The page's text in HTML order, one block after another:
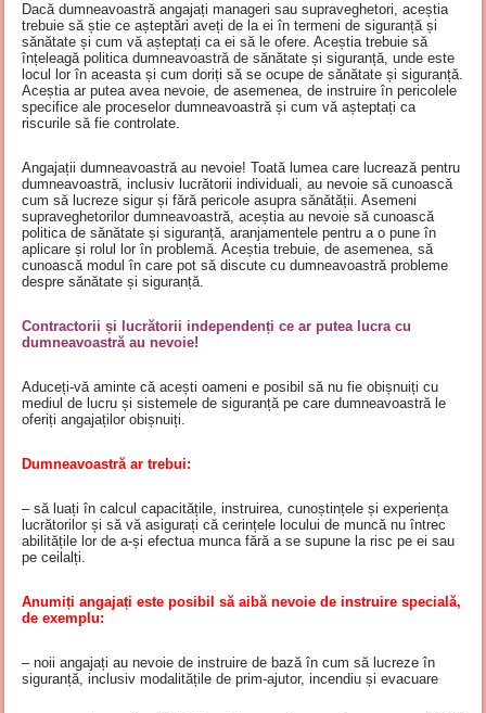
Dacă dumneavoastră angajați manageri sau supraveghetori, aceștia
trebuie să știe ce așteptări aveți de la ei în termeni de siguranță și
sănătate și cum vă așteptați ca ei să le ofere. Aceștia trebuie să
înțeleagă politica dumneavoastră de sănătate și siguranță, unde este
locul lor în aceasta și cum doriți să se ocupe de sănătate și siguranță.
Aceștia ar putea avea nevoie, de asemenea, de instruire în pericolele
specifice ale proceselor dumneavoastră și cum vă așteptați ca
riscurile să fie controlate.
Angajații dumneavoastră au nevoie! Toată lumea care lucrează pentru
dumneavoastră, inclusiv lucrătorii individuali, au nevoie să cunoască
cum să lucreze sigur și fără pericole asupra sănătății. Asemeni
supraveghetorilor dumneavoastră, aceștia au nevoie să cunoască
politica de sănătate și siguranță, aranjamentele pentru a o pune în
aplicare și rolul lor în problemă. Aceștia trebuie, de asemenea, să
cunoască modul în care pot să discute cu dumneavoastră probleme
despre sănătate și siguranță.
Contractorii și lucrătorii independenți ce ar putea lucra cu
dumneavoastră au nevoie!
Aduceți-vă aminte că acești oameni e posibil să nu fie obișnuiți cu
mediul de lucru și sistemele de siguranță pe care dumneavoastră le
oferiți angajaților obișnuiți.
Dumneavoastră ar trebui:
– să luați în calcul capacitățile, instruirea, cunoștințele și experiența
lucrătorilor și să vă asigurați că cerințele locului de muncă nu întrec
abilitățile lor de a-și efectua munca fără a se supune la risc pe ei sau
pe ceilalți.
Anumiți angajați este posibil să aibă nevoie de instruire specială,
de exemplu:
– noii angajați au nevoie de instruire de bază în cum să lucreze în
siguranță, inclusiv modalitățile de prim-ajutor, incendiu și evacuare